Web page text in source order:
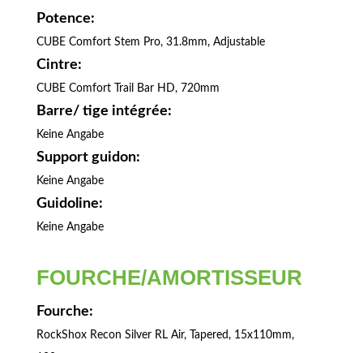
Potence:
CUBE Comfort Stem Pro, 31.8mm, Adjustable
Cintre:
CUBE Comfort Trail Bar HD, 720mm
Barre/ tige intégrée:
Keine Angabe
Support guidon:
Keine Angabe
Guidoline:
Keine Angabe
FOURCHE/AMORTISSEUR
Fourche:
RockShox Recon Silver RL Air, Tapered, 15x110mm,